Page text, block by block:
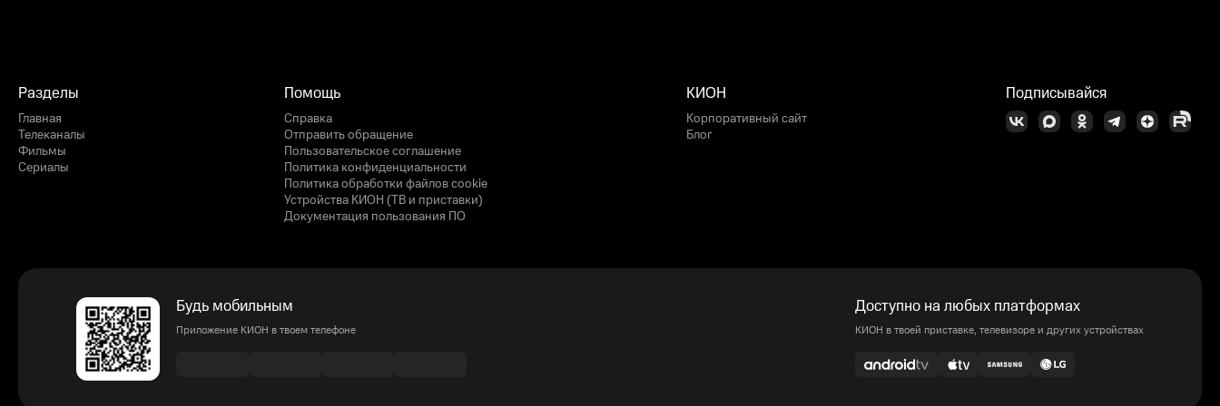
Разделы
Главная
Телеканалы
Фильмы
Сериалы
Помощь
Справка
Отправить обращение
Пользовательское соглашение
Политика конфиденциальности
Политика обработки файлов cookie
Устройства КИОН (ТВ и приставки)
Документация пользования ПО
КИОН
Корпоративный сайт
Блог
Подписывайся
Будь мобильным
Приложение КИОН в твоем телефоне
Доступно на любых платформах
КИОН в твоей приставке, телевизоре и других устройствах